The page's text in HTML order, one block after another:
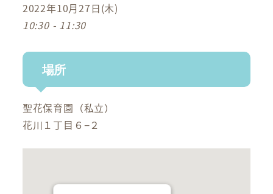
2022年10月27日(木)
10:30 - 11:30
場所
聖花保育園（私立）
花川１丁目６−２